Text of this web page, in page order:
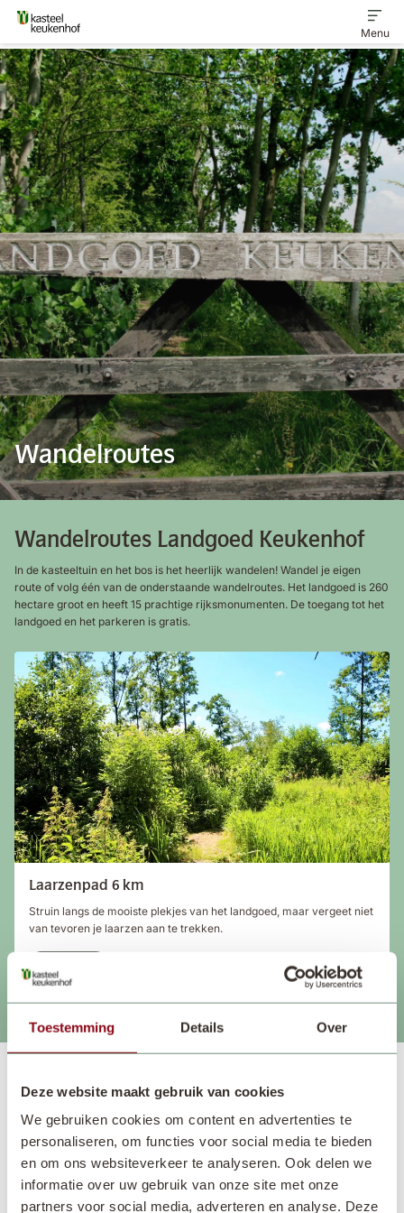
Toestemming Details Over
Deze website maakt gebruik van cookies
We gebruiken cookies om content en advertenties te
personaliseren, om functies voor social media te bieden
en om ons websiteverkeer te analyseren. Ook delen we
informatie over uw gebruik van onze site met onze
partners voor social media, adverteren en analyse. Deze
Home
Ontdek het landgoed
Veelgestelde vragen
Contact
Menu
Wandelroutes
Wandelroutes Landgoed Keukenhof
In de kasteeltuin en het bos is het heerlijk wandelen! Wandel je eigen
route of volg één van de onderstaande wandelroutes. Het landgoed is 260
hectare groot en heeft 15 prachtige rijksmonumenten. De toegang tot het
landgoed en het parkeren is gratis.
Laarzenpad 6 km
Struin langs de mooiste plekjes van het landgoed, maar vergeet niet
van tevoren je laarzen aan te trekken.